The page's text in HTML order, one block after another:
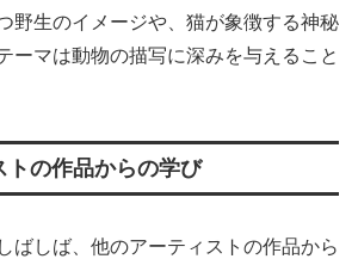
野生のイメージや、猫が象徴する神秘
ーマは動物の描写に深みを与えること
トの作品からの学び
ばしば、他のアーティストの作品から